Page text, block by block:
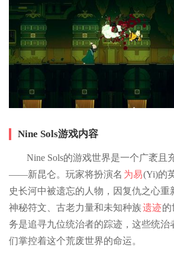
Nine Sols游戏内容
Nine Sols的游戏世界是一个广袤且
——新昆仑。玩家将扮演名 为易(Yi)的
史长河中被遗忘的人物，因复仇之心重
神秘符文、古老力量和未知种族遗迹的
务是追寻九位统治者的踪迹，这些统治
们掌控着这个荒废世界的命运。